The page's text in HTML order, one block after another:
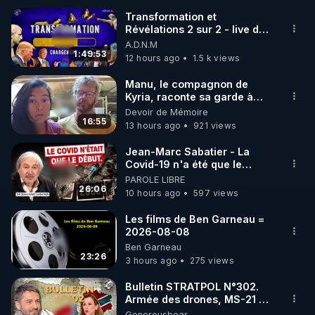
🌱 INSTAGRAM
https://www.instagram.com/rdlr_thierrycasasnovas/
http://rgnr.li/instagram
🌱 LA NEWSLETTER
Pour ne pas rater l’actualité RGNR (stages,
http://rgnr.li/news
🌱 VIDÉOS NON CENSURÉES SUR ODYSEE
Toutes les vidéos Youtube sont aussi sur la
http://rgnr.li/odysee
🌱 LES STAGES EN PRÉSENTIEL
1:49:53
Transformation et
Révélations 2 sur 2 - live du
07/08/26
A.D.N.M
12 hours ago
1.5 k views
16:55
Manu, le compagnon de
Kyria, raconte sa garde à
vue musclée. PARTAGEZ!
Devoir de Mémoire
13 hours ago
921 views
26:06
Jean-Marc Sabatier - La
Covid-19 n'a été que le
début - L'ARNm & l'ARNm-aa
jusqu où auront-t-il ?
PAROLE LIBRE
10 hours ago
597 views
23:26
Les films de Ben Garneau =
2026-08-08
Ben Garneau
3 hours ago
275 views
Bulletin STRATPOL N°302.
Armée des drones, MS-21 en
série, missiles coréens.